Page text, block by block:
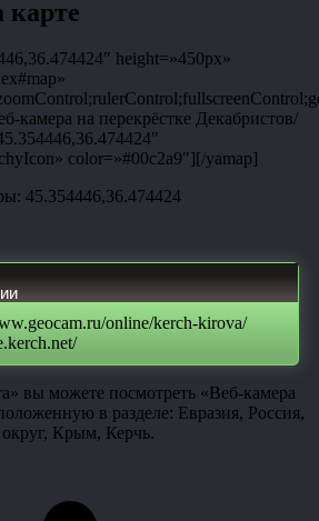
карте
height=»450px»
камера на перекрёстке Декабристов/
color=»#00c2a9″][/yamap]
45.354446,36.474424
online/kerch-kirova/
вы можете посмотреть «Веб-камера
в разделе: Евразия, Россия,
Крым, Керчь.